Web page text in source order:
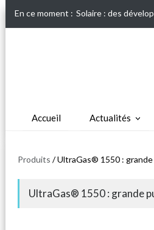
En ce moment : Solaire : des
Accueil Actualités
Produits / UltraGas® 1550 :
UltraGas® 1550 : grande